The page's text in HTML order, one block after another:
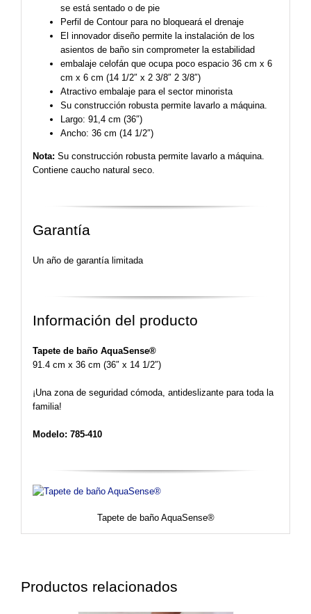
se está sentado o de pie
Perfil de Contour para no bloqueará el drenaje
El innovador diseño permite la instalación de los
asientos de baño sin comprometer la estabilidad
embalaje celofán que ocupa poco espacio 36 cm x 6
cm x 6 cm (14 1/2″ x 2 3/8″ 2 3/8″)
Atractivo embalaje para el sector minorista
Su construcción robusta permite lavarlo a máquina.
Largo: 91,4 cm (36″)
Ancho: 36 cm (14 1/2″)
Nota: Su construcción robusta permite lavarlo a máquina.
Contiene caucho natural seco.
Garantía
Un año de garantía limitada
Información del producto
Tapete de baño AquaSense®
91.4 cm x 36 cm (36″ x 14 1/2″)
¡Una zona de seguridad cómoda, antideslizante para toda la
familia!
Modelo: 785-410
Tapete de baño AquaSense®
Productos relacionados